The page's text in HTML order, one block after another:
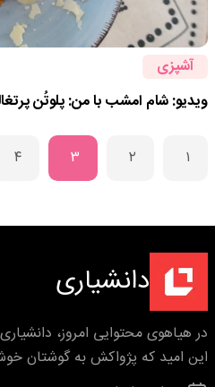
آشپزی
ویدیو: شام امشب با من: پلوتُن
۱ ۲ ۳ ۴
دانشیاری
در هیاهوی محتوایی امروز،
این امید که پژواکش به گوشتان